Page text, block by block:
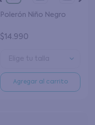
Polerón Niño Negro
$14.990
Agregar al carrito